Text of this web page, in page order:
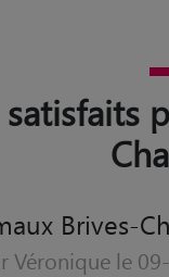
Brives-
Cecile le 29-